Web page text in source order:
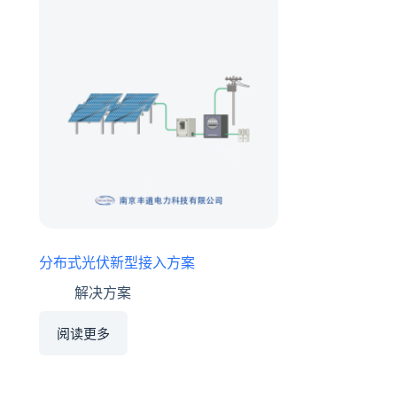
分布式光伏新型接入方案
解决方案
阅读更多